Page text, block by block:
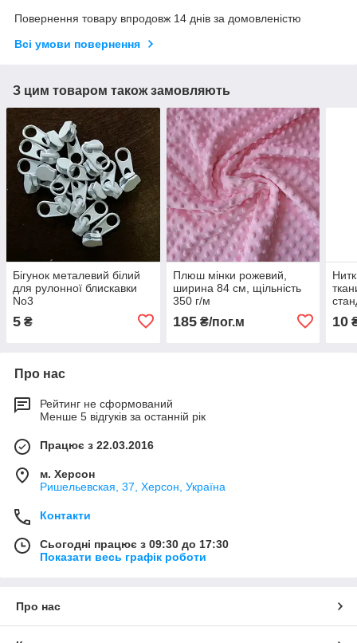
Повернення товару впродовж 14 днів за домовленістю
Всі умови повернення
З цим товаром також замовляють
Бігунок металевий білий
для рулонної блискавки
No3
5 ₴
Плюш мінки рожевий,
ширина 84 см, щільність
350 г/м
185₴/пог.м 10
Про нас
Рейтинг не сформований
Менше 5 відгуків за останній рік
Працює з 22.03.2016
м. Херсон
Ришельевская, 37, Херсон, Україна
Контакти
Сьогодні працює з 09:30 до 17:30
Показати весь графік роботи
Про нас